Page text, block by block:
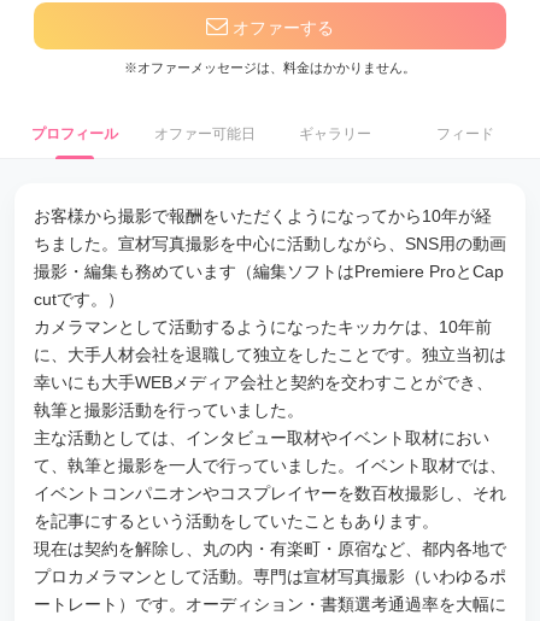
オファーする
※オファーメッセージは、料金はかかりません。
プロフィール オファー可能日 ギャラリー フィード
お客様から撮影で報酬をいただくようになってから10年が経
ちました。宣材写真撮影を中心に活動しながら、SNS用の動画
撮影・編集も務めています（編集ソフトはPremiere ProとCap
cutです。）
カメラマンとして活動するようになったキッカケは、10年前
に、大手人材会社を退職して独立をしたことです。独立当初は
幸いにも大手WEBメディア会社と契約を交わすことができ、
執筆と撮影活動を行っていました。
主な活動としては、インタビュー取材やイベント取材におい
て、執筆と撮影を一人で行っていました。イベント取材では、
イベントコンパニオンやコスプレイヤーを数百枚撮影し、それ
を記事にするという活動をしていたこともあります。
現在は契約を解除し、丸の内・有楽町・原宿など、都内各地で
プロカメラマンとして活動。専門は宣材写真撮影（いわゆるポ
ートレート）です。オーディション・書類選考通過率を大幅に